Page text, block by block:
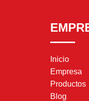
Inicio
Empresa
Productos
Blog